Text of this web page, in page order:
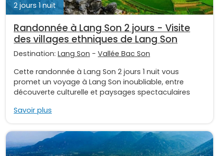
2 jours 1 nuit
Randonnée à Lang Son 2 jours - Visite
des villages ethniques de Lang Son
Destination: Lang Son - Vallée Bac Son
Cette randonnée à Lang Son 2 jours 1 nuit vous
promet un voyage à Lang Son inoubliable, entre
découverte culturelle et paysages spectaculaires
Savoir plus